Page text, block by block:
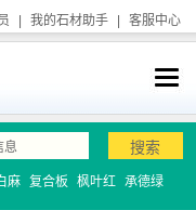
我的石材助手 客服中心
麻 复合板 枫叶红 承德绿